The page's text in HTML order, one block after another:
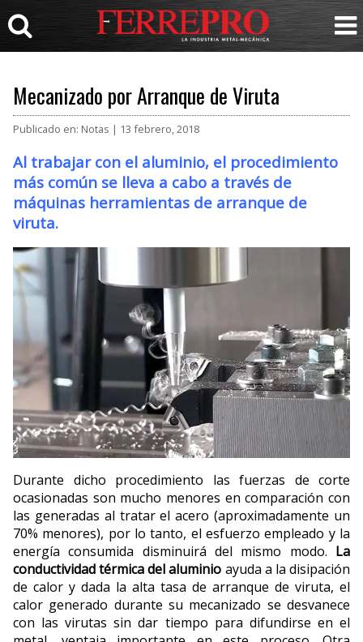
Mecanizado por Arranque de Viruta
Publicado en: Notas | 13 febrero, 2018
Al trabajar con el aluminio, el procedimiento
más común se lleva a cabo a través de
máquinas herramientas de arranque de
viruta.
Durante dicho procedimiento las fuerzas de corte
ocasionadas son mucho menores en comparación con
las generadas al tratar el acero (aproximadamente un
70% menores), por lo tanto, el esfuerzo empleado y la
energía consumida disminuirá del mismo modo. La
conductividad térmica del aluminio ayuda a la disipación
de calor y dada la alta tasa de arranque de viruta, el
calor generado durante su mecanizado se desvanece
con las virutas sin dar tiempo para difundirse en el